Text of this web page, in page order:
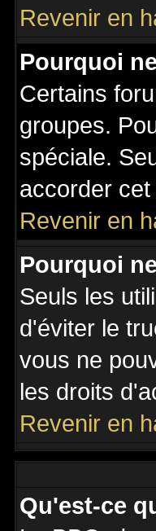
Revenir en
Pourquoi
Certains
groupes.
spéciale.
accorder
Revenir en
Pourquoi
Seuls les
d'éviter le
vous ne
les droits
Revenir en
Qu'est-ce